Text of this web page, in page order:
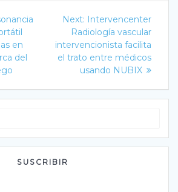
en
del
Next: Next
post:
Intervencenter
Radiología vascular
intervencionista facilita
el trato entre médicos
usando NUBIX
SUSCRIBIR